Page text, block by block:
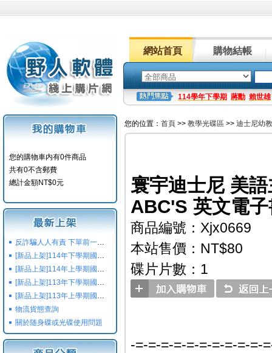
網站首頁 購物結帳
114學年下學期 蔣勳 賴世雄
您的購物車内有0件商品
共有0不含郵費
總計金額NT$0元
反詐騙人人有責 下單前一定要注意
[新品上架]114年下學期國小國中高中命題光碟,校用卷,習作
[新品上架]114年上學期國小國中高中命題光碟,校用卷,習作
[新品上架]113年下學期國小國中高中命題光碟,校用卷,習作
[新品上架]113年上學期國小國中高中命題光碟,校用卷,習作
物流貨態查詢
關於随身碟或光碟使用問題
您的位置： 首頁 >> 教學光碟區 >> 迪士尼幼
寰宇迪士尼 美
ABC'S 英文電
商品編號：Xjx0669
本站售價：NT$80
碟片片數：1
-=-=-=-=-=-=-=-=-=-=-